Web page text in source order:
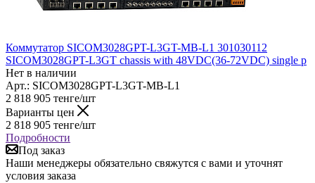
Коммутатор SICOM3028GPT-L3GT-MB-L1 301030112
SICOM3028GPT-L3GT chassis with 48VDC(36-72VDC) single p
Нет в наличии
Арт.: SICOM3028GPT-L3GT-MB-L1
2 818 905 тенге/шт
Варианты цен
2 818 905 тенге/шт
Подробности
Под заказ
Наши менеджеры обязательно свяжутся с вами и уточнят
условия заказа